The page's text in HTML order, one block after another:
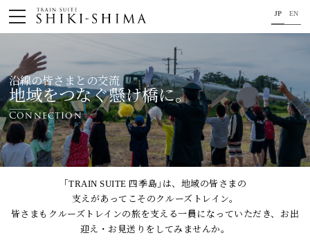
JP EN
車内のご紹介
旅の行程のご紹介
パンフレット・旅のお申し込み
オリジナル商品のご案内
地域をつなぐ懸け橋に。
沿線の皆さまとの交流
地域をつなぐ懸け橋に。
Connection
｢TRAIN SUITE 四季島｣は、地域の皆さまの
支えがあってこそのクルーズトレイン。
皆さまもクルーズトレインの旅を支える一員になっていただき、お出
迎え・お見送りをしてみませんか。